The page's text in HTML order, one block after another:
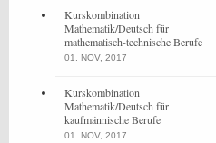
Kurskombination
Mathematik/Deutsch für
mathematisch-technische Berufe
01. NOV, 2017
Kurskombination
Mathematik/Deutsch für
kaufmännische Berufe
01. NOV, 2017